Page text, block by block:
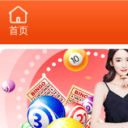
首页